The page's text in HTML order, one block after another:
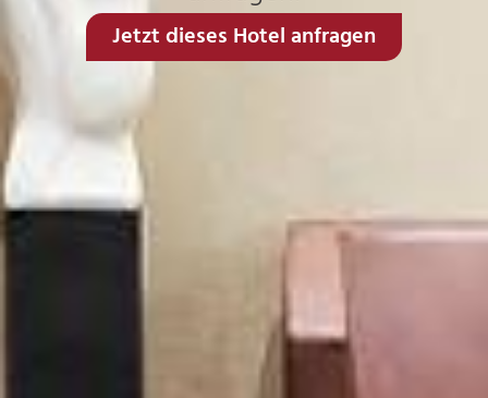
Jetzt dieses Hotel anfragen